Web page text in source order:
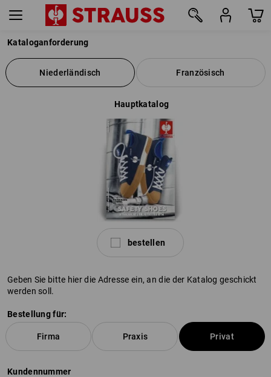
Kataloganforderung
Niederländisch Französisch
Hauptkatalog
bestellen
Geben Sie bitte hier die Adresse ein, an die der Katalog geschickt
werden soll.
Bestellung für:
Firma Praxis Privat
Kundennummer